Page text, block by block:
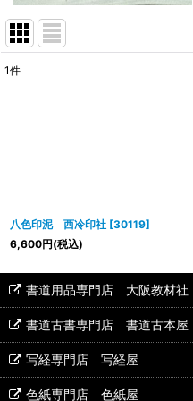
1件
八色印泥 西冷印社 [30119]
6,600円(税込)
書道用品専門店 大阪教材社
書道古書専門店 書道古本屋
写経専門店 写経屋
色紙専門店 色紙屋